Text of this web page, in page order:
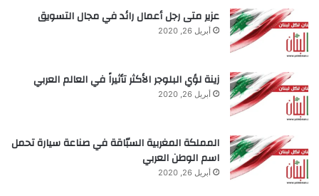
ملاحظة:قد يتم استخدام الترجمة الآلية في بعض الأحيان لتوفير
هذا المحتوى.
yalebnan.org — الاختراق الكمي يفتح إمكانات
“المواد المعجزة” للإلكترونيات المستقبلية
عزير متى رجل أعمال رائد في مجال التسويق
أبريل 26, 2020
زينة لؤي البلوجر الأكثر تأثيراً في العالم العربي
أبريل 26, 2020
المملكة المغربية السبّاقة في صناعة سيارة تحمل
اسم الوطن العربي
أبريل 26, 2020